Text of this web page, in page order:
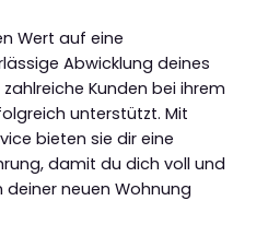
Wert auf eine
Abwicklung deines
Kunden bei ihrem
unterstützt. Mit
bieten sie dir eine
damit du dich voll und
deiner neuen Wohnung